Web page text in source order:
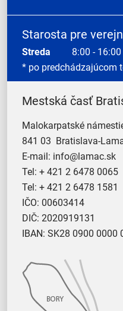
Starosta pre
Streda 8:00 - 16:00
* po predchádzajúcom
Mestská časť
Malokarpatské
841 03 Bratislava-
E-mail: info@lamac.sk
Tel: + 421 2 6478 0065
Tel: + 421 2 6478 1581
IČO: 00603414
DIČ: 2020919131
IBAN: SK28 0900 0000